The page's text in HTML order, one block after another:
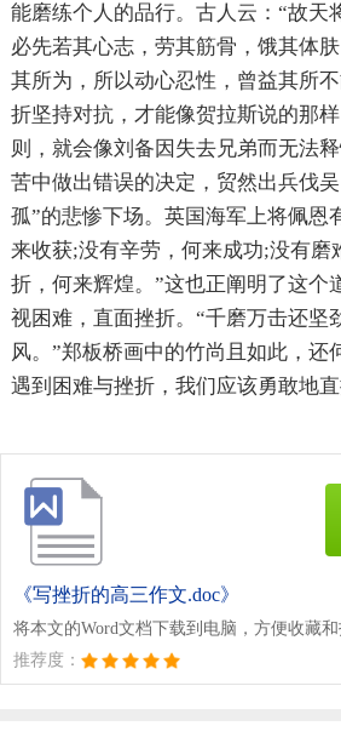
能磨练个人的品行。古人云：“故天
必先若其心志，劳其筋骨，饿其体
其所为，所以动心忍性，曾益其所
折坚持对抗，才能像贺拉斯说的那
则，就会像刘备因失去兄弟而无法
苦中做出错误的决定，贸然出兵伐
孤”的悲惨下场。英国海军上将佩恩
来收获;没有辛劳，何来成功;没有磨
折，何来辉煌。”这也正阐明了这个
视困难，直面挫折。“千磨万击还坚
风。”郑板桥画中的竹尚且如此，还
遇到困难与挫折，我们应该勇敢地直
《写挫折的高三作文.doc》
将本文的Word文档下载到电脑，方便收藏
推荐度：